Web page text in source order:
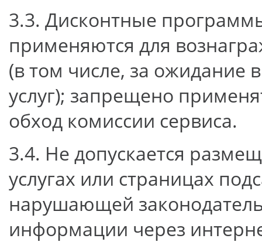
3.3. Дисконтные
применяются для
(в том числе, за ожидание
услуг); запрещено
обход комиссии сервиса.
3.4. Не допускается
услугах или страницах
нарушающей
информации через